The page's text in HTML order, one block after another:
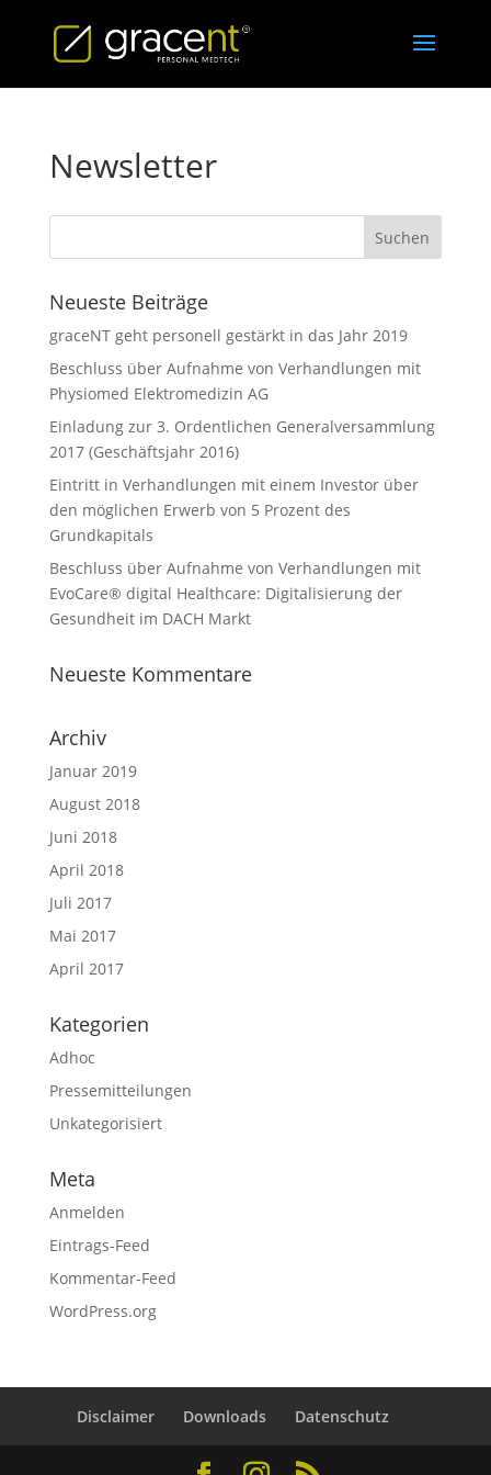
Newsletter
Neueste Beiträge
graceNT geht personell gestärkt in das Jahr 2019
Beschluss über Aufnahme von Verhandlungen mit
Physiomed Elektromedizin AG
Einladung zur 3. Ordentlichen Generalversammlung
2017 (Geschäftsjahr 2016)
Eintritt in Verhandlungen mit einem Investor über
den möglichen Erwerb von 5 Prozent des
Grundkapitals
Beschluss über Aufnahme von Verhandlungen mit
EvoCare® digital Healthcare: Digitalisierung der
Gesundheit im DACH Markt
Neueste Kommentare
Archiv
Januar 2019
August 2018
Juni 2018
April 2018
Juli 2017
Mai 2017
April 2017
Kategorien
Adhoc
Pressemitteilungen
Unkategorisiert
Meta
Anmelden
Eintrags-Feed
Kommentar-Feed
WordPress.org
Disclaimer Downloads Datenschutz